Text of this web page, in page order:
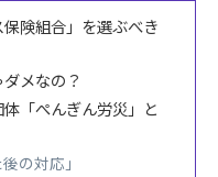
険組合」を選ぶべき
メなの？
「ぺんぎん労災」と
の対応」